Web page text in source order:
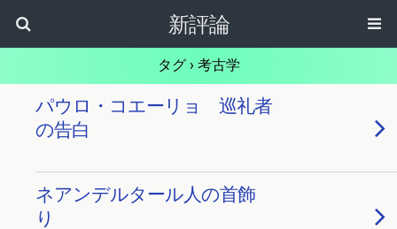
新評論
タグ › 考古学
パウロ・コエーリョ 巡礼者
の告白
ネアンデルタール人の首飾
り